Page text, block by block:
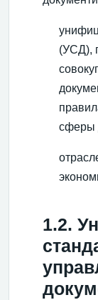
(УСД),
сферы
1.2.